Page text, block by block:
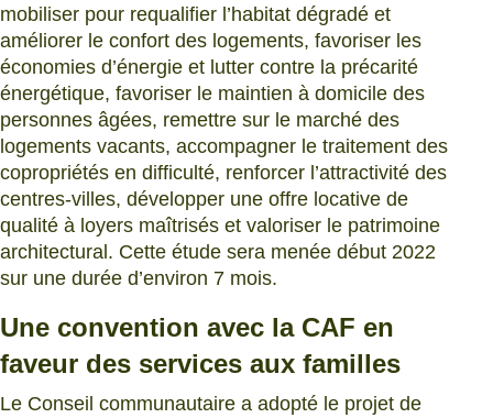
mobiliser pour requalifier l’habitat dégradé et
améliorer le confort des logements, favoriser les
économies d’énergie et lutter contre la précarité
énergétique, favoriser le maintien à domicile des
personnes âgées, remettre sur le marché des
logements vacants, accompagner le traitement des
copropriétés en difficulté, renforcer l’attractivité des
centres-villes, développer une offre locative de
qualité à loyers maîtrisés et valoriser le patrimoine
architectural. Cette étude sera menée début 2022
sur une durée d’environ 7 mois.
Une convention avec la CAF en
faveur des services aux familles
Le Conseil communautaire a adopté le projet de